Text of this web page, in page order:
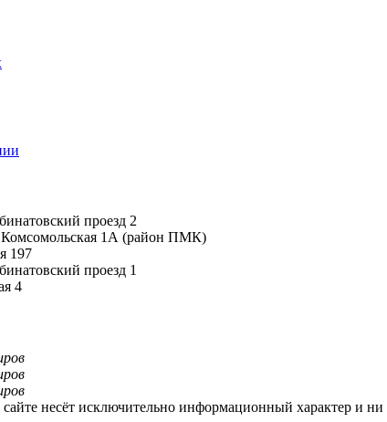
проезд 2
Комсомольская 1А (район ПМК)
197
проезд 1
4
несёт исключительно информационный характер и